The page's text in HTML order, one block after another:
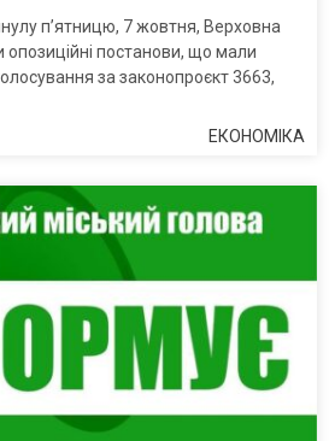
п’ятницю, 7 жовтня, Верховна
опозиційні постанови, що мали
за законопроєкт 3663,
ЕКОНОМІКА